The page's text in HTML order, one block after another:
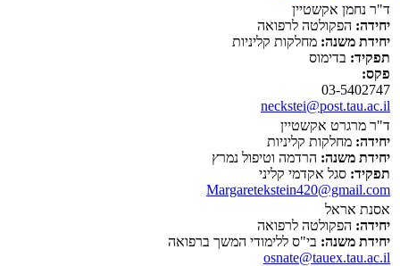
ד"ר נחמן אקשטיין
יחידה: הפקולטה לרפואה
יחידת משנה: מחלקות קליניות
תפקיד: בדימוס
פקס:
03-5402747
neckstei@post.tau.ac.il
ד"ר מרגרט אקשטיין
יחידה: מחלקות קליניות
יחידת משנה: הרדמה וטיפול נמרץ
תפקיד: סגל אקדמי קליני
Margaretekstein420@gmail.com
אסנת אראל
יחידה: הפקולטה לרפואה
יחידת משנה: בי"ס ללימודי המשך ברפואה
osnate@tauex.tau.ac.il